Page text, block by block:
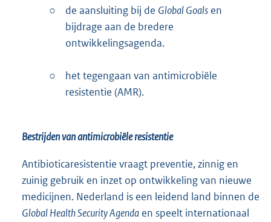
○ de aansluiting bij de Global Goals en
bijdrage aan de bredere
ontwikkelingsagenda.
○
het tegengaan van antimicrobiële
resistentie (AMR).
Bestrijden van antimicrobiële resistentie
Antibioticaresistentie vraagt preventie, zinnig en
zuinig gebruik en inzet op ontwikkeling van nieuwe
medicijnen. Nederland is een leidend land binnen de
Global Health Security Agenda en speelt internationaal